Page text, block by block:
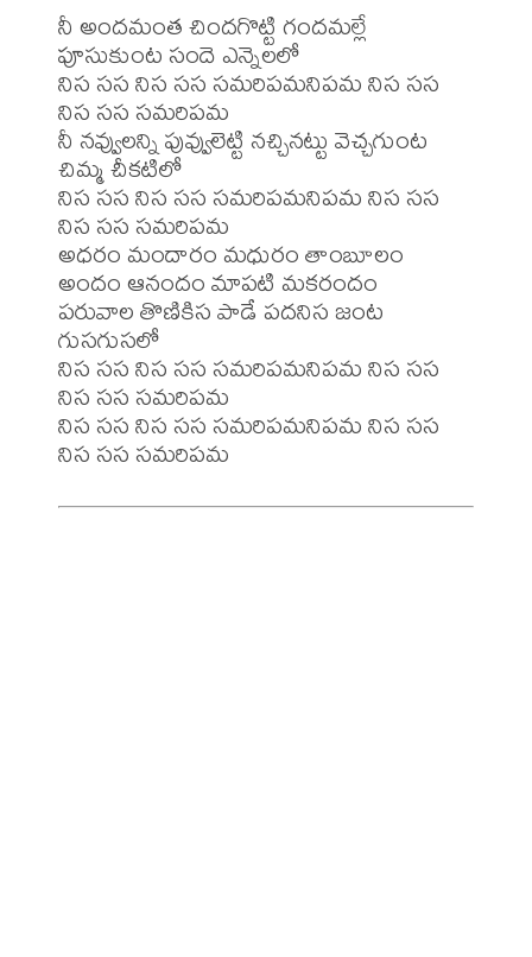
నీ అందమంత చిందగొట్టి గందమల్లే
పూసుకుంట సందె ఎన్నెలలో
నిస సస నిస సస సమరిపమనిపమ నిస సస
నిస సస సమరిపమ
నీ నవ్వులన్ని పువ్వులెట్టి నచ్చినట్టు వెచ్చగుంట
చిమ్మ చీకటిలో
నిస సస నిస సస సమరిపమనిపమ నిస సస
నిస సస సమరిపమ
అధరం మందారం మధురం తాంబూలం
అందం ఆనందం మాపటి మకరందం
పరువాల తొణికిస పాడే పదనిస జంట
గుసగుసలో
నిస సస నిస సస సమరిపమనిపమ నిస సస
నిస సస సమరిపమ
నిస సస నిస సస సమరిపమనిపమ నిస సస